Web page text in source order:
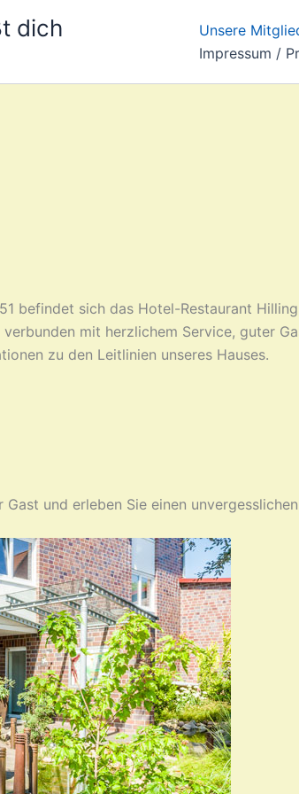
dich
Unsere
Impressum /
befindet sich das Hotel-Restaurant
verbunden mit herzlichem Service, guter
zu den Leitlinien unseres Hauses.
und erleben Sie einen